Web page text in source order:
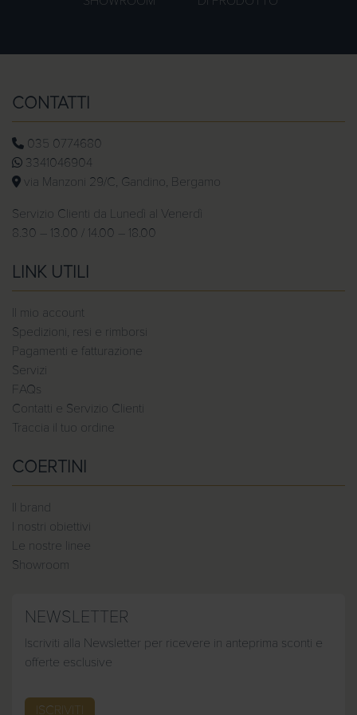
CONTATTI
035 0774680
3341046904
via Manzoni 29/C, Gandino, Bergamo
Servizio Clienti da Lunedì al Venerdì
8.30 – 13.00 / 14.00 – 18.00
LINK UTILI
Il mio account
Spedizioni, resi e rimborsi
Pagamenti e fatturazione
Servizi
FAQs
Contatti e Servizio Clienti
Traccia il tuo ordine
COERTINI
Il brand
I nostri obiettivi
Le nostre linee
Showroom
NEWSLETTER
Iscriviti alla Newsletter per ricevere in anteprima sconti e
offerte esclusive
ISCRIVITI